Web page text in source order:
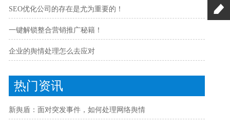
SEO优化公司的存在是尤为重要的！
一键解锁整合营销推广秘籍！
企业的舆情处理怎么去应对
热门资讯
新舆盾：面对突发事件，如何处理网络舆情